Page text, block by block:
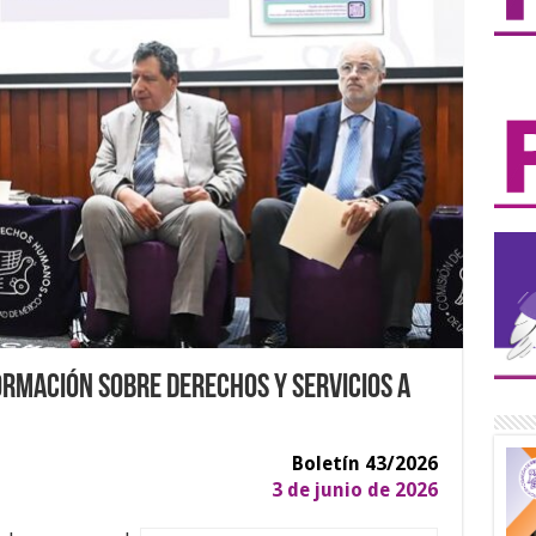
sobre derechos y servicios a
Boletín 43/2026
3 de junio de 2026